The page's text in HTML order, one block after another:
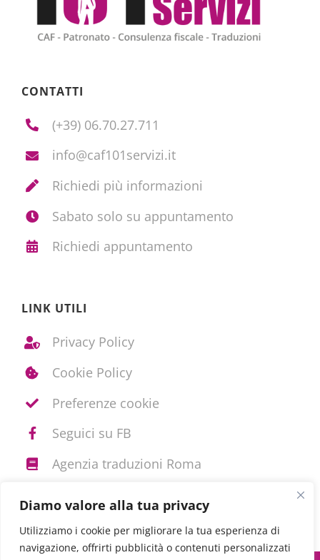
Diamo valore alla tua privacy
Utilizziamo i cookie per migliorare la tua esperienza di
navigazione, offrirti pubblicità o contenuti personalizzati
CONTATTI
(+39) 06.70.27.711
info@caf101servizi.it
Richiedi più informazioni
Sabato solo su appuntamento
Richiedi appuntamento
LINK UTILI
Privacy Policy
Cookie Policy
Preferenze cookie
Seguici su FB
Agenzia traduzioni Roma